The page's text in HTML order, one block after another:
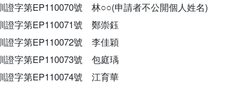
證字第EP110070號 林○○(申請者不公開個人姓名)
證字第EP110071號 鄭崇鈺
證字第EP110072號 李佳穎
證字第EP110073號 包庭瑀
證字第EP110074號 江育華